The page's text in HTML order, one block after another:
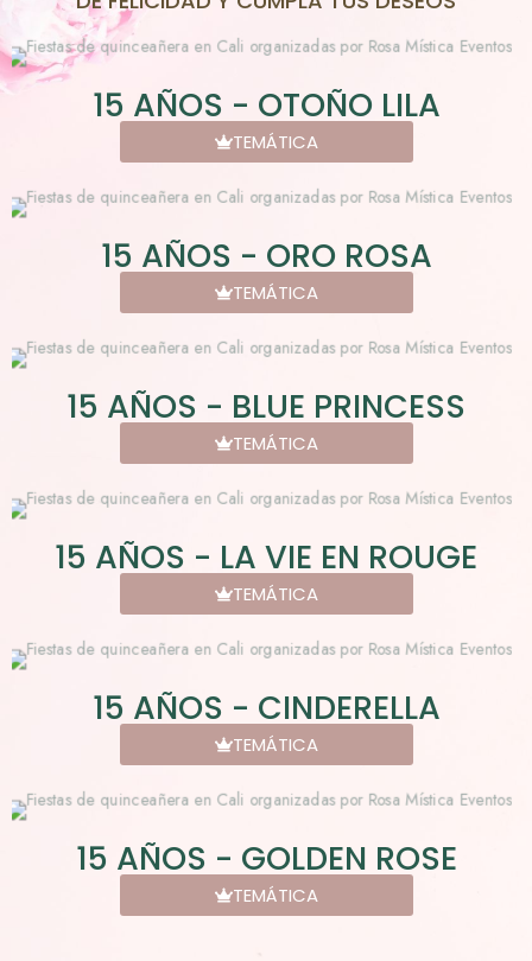
15 AÑOS - OTOÑO LILA
TEMÁTICA
15 AÑOS - ORO ROSA
TEMÁTICA
15 AÑOS - BLUE PRINCESS
TEMÁTICA
15 AÑOS - LA VIE EN ROUGE
TEMÁTICA
15 AÑOS - CINDERELLA
TEMÁTICA
15 AÑOS - GOLDEN ROSE
TEMÁTICA